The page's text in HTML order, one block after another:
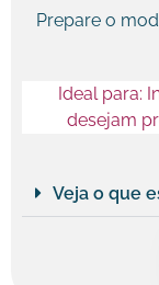
Prepare o
Ideal para:
desejam
Veja o que